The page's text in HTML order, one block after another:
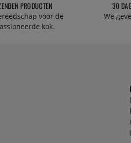
PRODUCTEN
voor de
kok.
30
We